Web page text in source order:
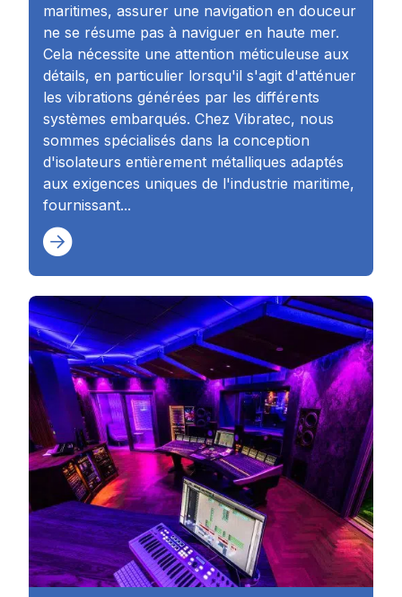
maritimes, assurer une navigation en douceur
ne se résume pas à naviguer en haute mer.
Cela nécessite une attention méticuleuse aux
détails, en particulier lorsqu'il s'agit d'atténuer
les vibrations générées par les différents
systèmes embarqués. Chez Vibratec, nous
sommes spécialisés dans la conception
d'isolateurs entièrement métalliques adaptés
aux exigences uniques de l'industrie maritime,
fournissant...